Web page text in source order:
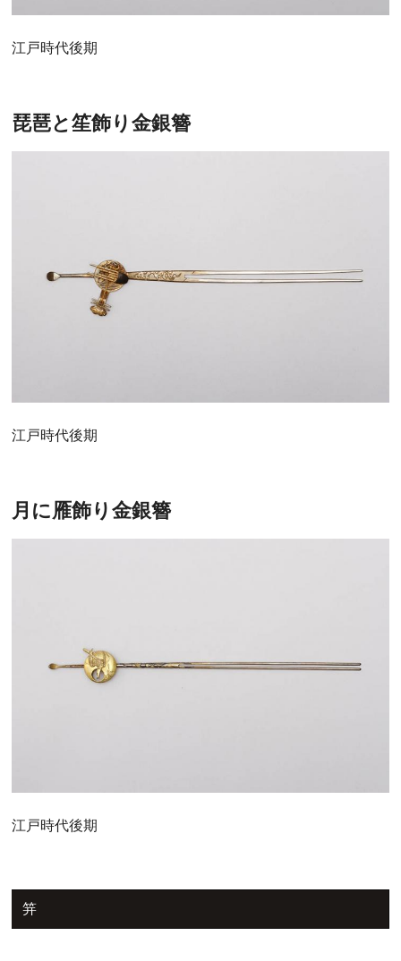
江戸時代後期
琵琶と笙飾り金銀簪
江戸時代後期
月に雁飾り金銀簪
江戸時代後期
笄